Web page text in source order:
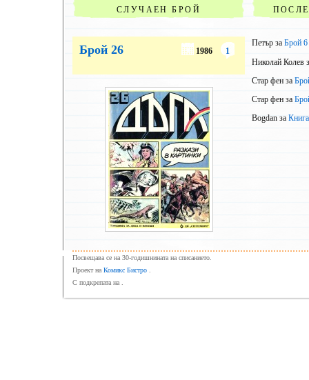
СЛУЧАЕН БРОЙ
Брой 26 1986 1
Петър за Брой 6
Николай Колев
Стар фен за
Стар фен за
Bogdan за
Посвещава се на 30-годишнината на списанието.
Проект на Комикс Бистро .
С подкрепата на .